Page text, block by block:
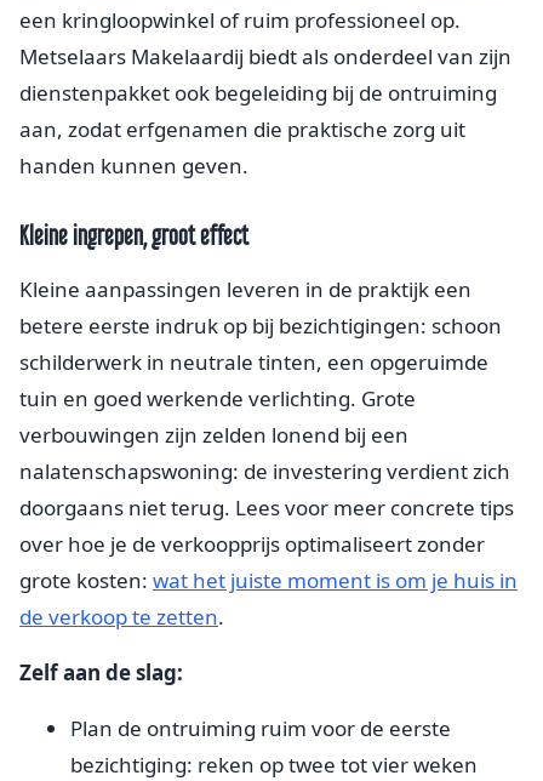
een kringloopwinkel of ruim professioneel op.
Metselaars Makelaardij biedt als onderdeel van zijn
dienstenpakket ook begeleiding bij de ontruiming
aan, zodat erfgenamen die praktische zorg uit
handen kunnen geven.
Kleine ingrepen, groot effect
Kleine aanpassingen leveren in de praktijk een
betere eerste indruk op bij bezichtigingen: schoon
schilderwerk in neutrale tinten, een opgeruimde
tuin en goed werkende verlichting. Grote
verbouwingen zijn zelden lonend bij een
nalatenschapswoning: de investering verdient zich
doorgaans niet terug. Lees voor meer concrete tips
over hoe je de verkoopprijs optimaliseert zonder
grote kosten: wat het juiste moment is om je huis in
de verkoop te zetten.
Zelf aan de slag:
Plan de ontruiming ruim voor de eerste
bezichtiging: reken op twee tot vier weken